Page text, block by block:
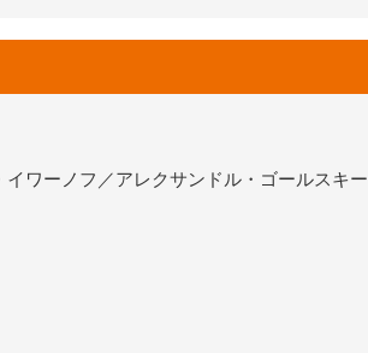
ワーノフ／アレクサンドル・ゴールスキー